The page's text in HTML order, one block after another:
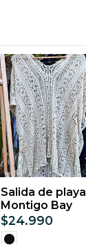
Salida de playa
Montigo Bay
$24.990